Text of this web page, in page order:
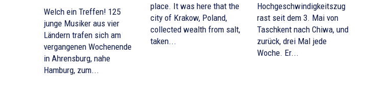
Welch ein Treffen! 125
junge Musiker aus vier
Ländern trafen sich am
vergangenen Wochenende
in Ahrensburg, nahe
Hamburg, zum...
place. It was here that the
city of Krakow, Poland,
collected wealth from salt,
taken...
Hochgeschwindigkeitszug
rast seit dem 3. Mai von
Taschkent nach Chiwa, und
zurück, drei Mal jede
Woche. Er...